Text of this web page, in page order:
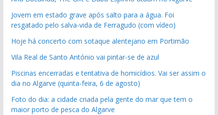
Jovem em estado grave após salto para a água. Foi
resgatado pelo salva-vida de Ferragudo (com vídeo)
Hoje há concerto com sotaque alentejano em Portimão
Vila Real de Santo António vai pintar-se de azul
Piscinas encerradas e tentativa de homicídios. Vai ser assim o
dia no Algarve (quinta-feira, 6 de agosto)
Foto do dia: a cidade criada pela gente do mar que tem o
maior porto de pesca do Algarve